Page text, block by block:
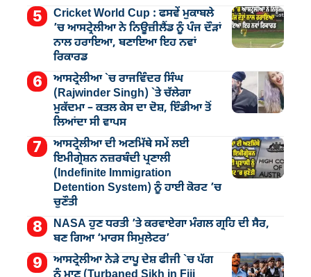
Cricket World Cup : ਫਸਵੇਂ ਮੁਕਾਬਲੇ
’ਚ ਆਸਟ੍ਰੇਲੀਆ ਨੇ ਨਿਊਜ਼ੀਲੈਂਡ ਨੂੰ ਪੰਜ ਦੌੜਾਂ
ਨਾਲ ਹਰਾਇਆ, ਬਣਾਇਆ ਇਹ ਨਵਾਂ
ਰਿਕਾਰਡ
ਆਸਟ੍ਰੇਲੀਆ `ਚ ਰਾਜਵਿੰਦਰ ਸਿੰਘ
(Rajwinder Singh) `ਤੇ ਚੱਲੇਗਾ
ਮੁੁਕੱਦਮਾ – ਕਤਲ ਕੇਸ ਦਾ ਦੋਸ਼, ਇੰਡੀਆ ਤੋਂ
ਲਿਆਂਦਾ ਸੀ ਵਾਪਸ
ਆਸਟ੍ਰੇਲੀਆ ਦੀ ਅਣਮਿੱਥੇ ਸਮੇਂ ਲਈ
ਇਮੀਗ੍ਰੇਸ਼ਨ ਨਜ਼ਰਬੰਦੀ ਪ੍ਰਣਾਲੀ
(Indefinite Immigration
Detention System) ਨੂੰ ਹਾਈ ਕੋਰਟ ’ਚ
ਚੁਣੌਤੀ
NASA ਹੁਣ ਧਰਤੀ ’ਤੇ ਕਰਵਾਏਗਾ ਮੰਗਲ ਗ੍ਰਹਿ ਦੀ ਸੈਰ,
ਬਣ ਗਿਆ ‘ਮਾਰਸ ਸਿਮੁਲੇਟਰ’
ਆਸਟ੍ਰੇਲੀਆ ਨੇੜੇ ਟਾਪੂ ਦੇਸ਼ ਫੀਜੀ `ਚ ਪੱਗ